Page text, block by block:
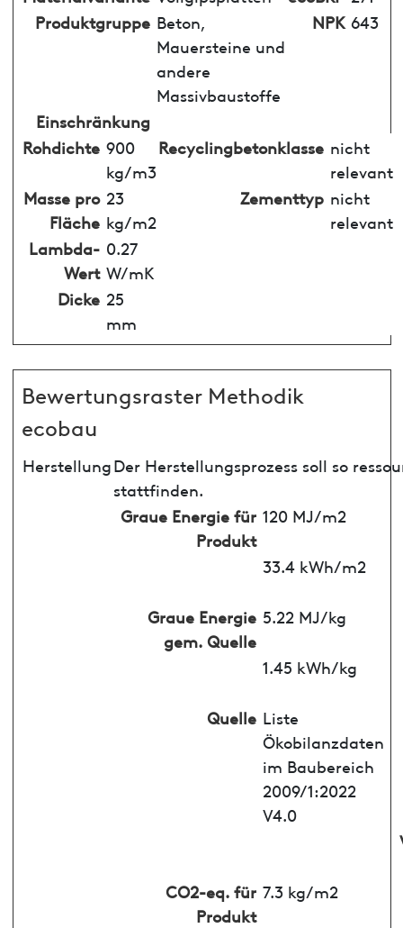
Produktgruppe Beton,
Mauersteine und
andere
Massivbaustoffe
NPK 643
Einschränkung
Rohdichte 900
kg/m3
Recyclingbetonklasse nicht
relevant
Masse pro
Fläche
23
kg/m2
Zementtyp nicht
relevant
Lambda-
Wert
0.27
W/mK
Dicke 25
mm
Bewertungsraster Methodik
ecobau
HerstellungDer Herstellungsprozess soll so
stattfinden.
Graue Energie für
Produkt
120 MJ/m2
33.4 kWh/m2
Graue Energie
gem. Quelle
5.22 MJ/kg
1.45 kWh/kg
Quelle Liste
Ökobilanzdaten
im Baubereich
2009/1:2022
V4.0
CO2-eq. für
Produkt
7.3 kg/m2